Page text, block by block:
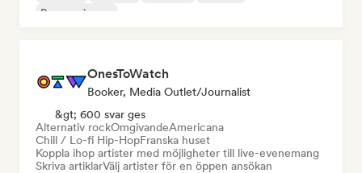
Progressiv pop
OnesToWatch
Booker, Media Outlet/Journalist
&gt; 600 svar ges
Alternativ rockOmgivandeAmericana
Chill / Lo-fi Hip-HopFranska huset
Koppla ihop artister med möjligheter till live-evenemang
Skriva artiklarVälj artister för en öppen ansökan